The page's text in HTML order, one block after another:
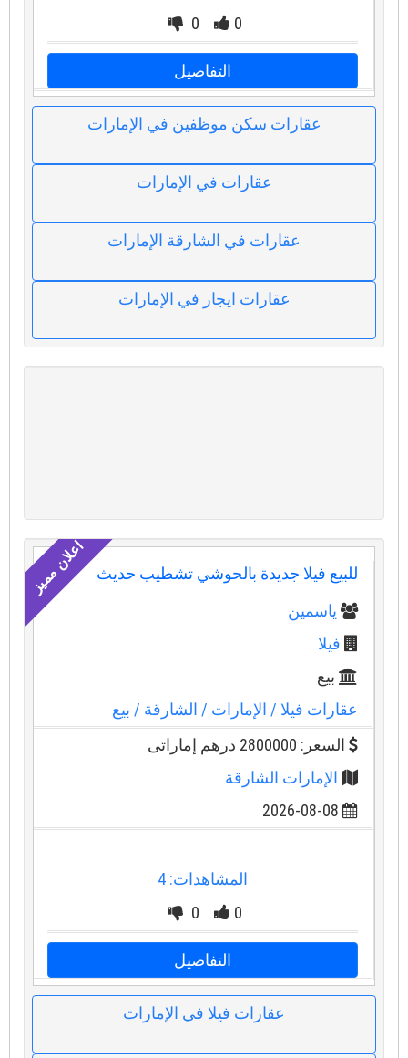
0
0
التفاصيل
عقارات سكن موظفين في الإمارات
عقارات في الإمارات
عقارات في الشارقة الإمارات
عقارات ايجار في الإمارات
للبيع فيلا جديدة بالحوشي تشطيب حديث
ياسمين
فيلا
بيع
عقارات فيلا/ الإمارات/ الشارقة/ بيع
السعر: 2800000 درهم إماراتى
الإمارات الشارقة
2026-08-08
المشاهدات: 4
0
0
التفاصيل
عقارات فيلا في الإمارات